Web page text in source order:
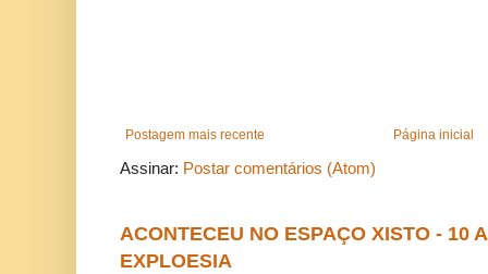
Postagem mais recente Página inicial
Assinar: Postar comentários (Atom)
ACONTECEU NO ESPAÇO XISTO - 10
EXPLOESIA